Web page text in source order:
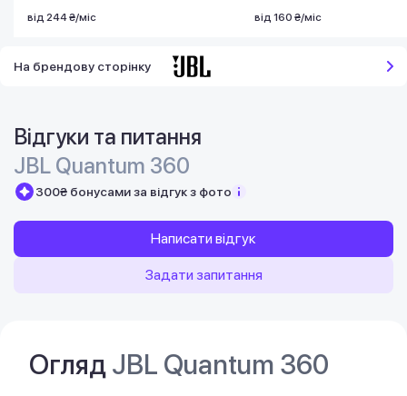
від 244 ₴/міс
від 160 ₴/міс
На брендову сторінку
Відгуки та питання
JBL Quantum 360
300₴ бонусами за відгук з фото
Написати відгук
Задати запитання
ОглядJBL Quantum 360